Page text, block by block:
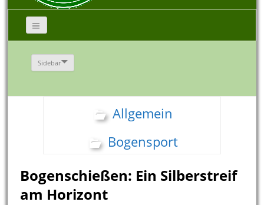
Sidebar
Allgemein
Bogensport
Bogenschießen: Ein Silberstreif
am Horizont